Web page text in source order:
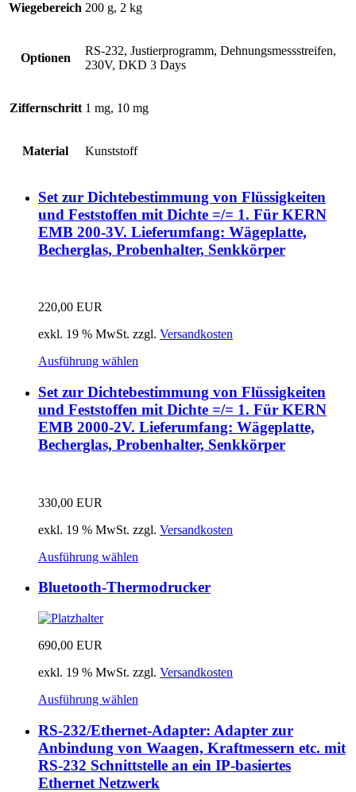
Wiegebereich 200 g, 2 kg
Optionen
RS-232, Justierprogramm, Dehnungsmessstreifen,
230V, DKD 3 Days
Ziffernschritt 1 mg, 10 mg
Material Kunststoff
Set zur Dichtebestimmung von Flüssigkeiten
und Feststoffen mit Dichte =/= 1. Für KERN
EMB 200-3V. Lieferumfang: Wägeplatte,
Becherglas, Probenhalter, Senkkörper
220,00 EUR
exkl. 19 % MwSt. zzgl. Versandkosten
Ausführung wählen
Set zur Dichtebestimmung von Flüssigkeiten
und Feststoffen mit Dichte =/= 1. Für KERN
EMB 2000-2V. Lieferumfang: Wägeplatte,
Becherglas, Probenhalter, Senkkörper
330,00 EUR
exkl. 19 % MwSt. zzgl. Versandkosten
Ausführung wählen
Bluetooth-Thermodrucker
690,00 EUR
exkl. 19 % MwSt. zzgl. Versandkosten
Ausführung wählen
RS-232/Ethernet-Adapter: Adapter zur
Anbindung von Waagen, Kraftmessern etc. mit
RS-232 Schnittstelle an ein IP-basiertes
Ethernet Netzwerk